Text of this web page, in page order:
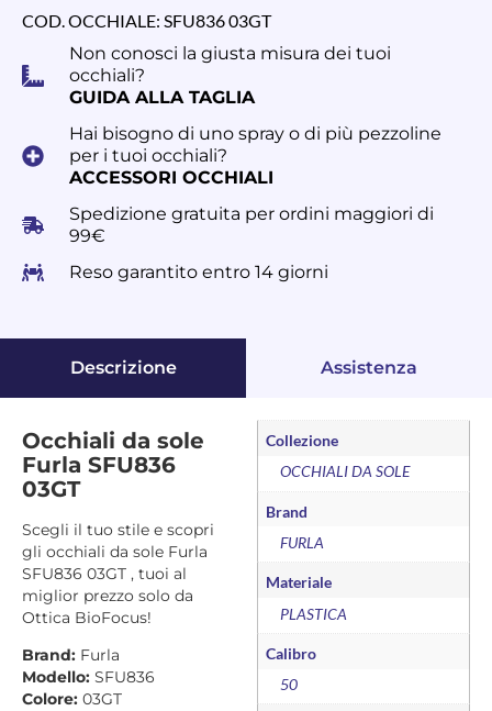
COD. OCCHIALE: SFU836 03GT
Non conosci la giusta misura dei tuoi
occhiali?
GUIDA ALLA TAGLIA
Hai bisogno di uno spray o di più pezzoline
per i tuoi occhiali?
ACCESSORI OCCHIALI
Spedizione gratuita per ordini maggiori di
99€
Reso garantito entro 14 giorni
Descrizione Assistenza
Occhiali da sole
Furla SFU836
03GT
Scegli il tuo stile e scopri
gli occhiali da sole Furla
SFU836 03GT , tuoi al
miglior prezzo solo da
Ottica BioFocus!
Brand: Furla
Modello: SFU836
Colore: 03GT
Collezione
OCCHIALI DA SOLE
Brand
FURLA
Materiale
PLASTICA
Calibro
50